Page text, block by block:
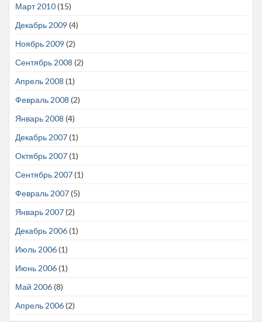
Март 2010(15)
Декабрь 2009 (4)
Ноябрь 2009 (2)
Сентябрь 2008 (2)
Апрель 2008 (1)
Февраль 2008 (2)
Январь 2008 (4)
Декабрь 2007(1)
Октябрь 2007(1)
Сентябрь 2007(1)
Февраль 2007(5)
Январь 2007(2)
Декабрь 2006(1)
Июль 2006(1)
Июнь 2006(1)
Май 2006(8)
Апрель 2006(2)